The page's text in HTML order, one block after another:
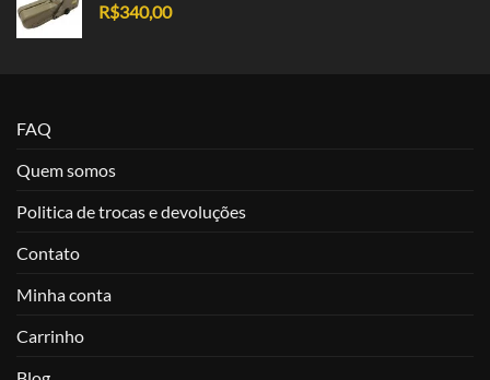
R$340,00
FAQ
Quem somos
Politica de trocas e devoluções
Contato
Minha conta
Carrinho